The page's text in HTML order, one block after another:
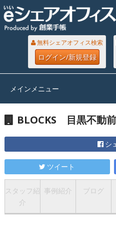
無料シェアオフィス検索
ログイン/新規登録
メインメニュー
BLOCKS 目黒不動前
シ
ツイート
スタッフ紹
介
事例紹介 ブログ